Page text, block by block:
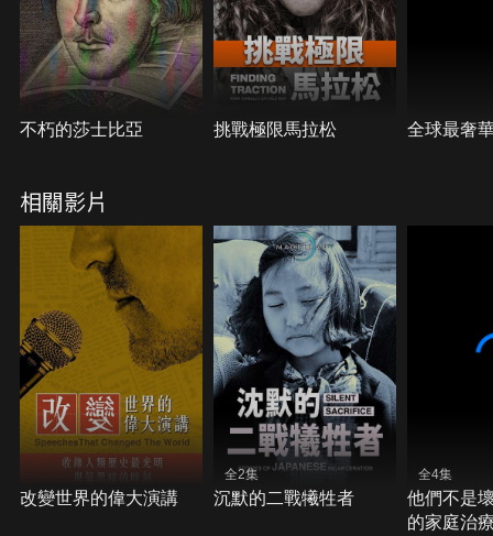
不朽的莎士比亞 挑戰極限馬拉松 全球最奢
相關影片
改變世界的偉大演講
全2集
沉默的二戰犧牲者
全4集
他們不是
的家庭治